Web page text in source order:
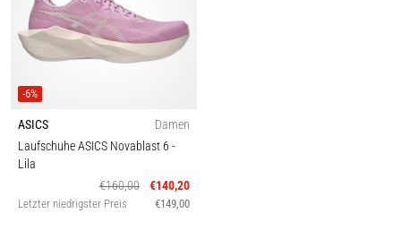
-6%
ASICS
Damen
Laufschuhe ASICS Novablast 6 -
Lila
€160,00
€140,20
Letzter niedrigster Preis €149,00